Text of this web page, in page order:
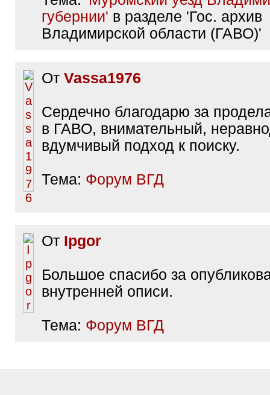
губернии' в разделе 'Гос. архив
Владимирской области (ГАВО)'
От Vassa1976
Сердечно благодарю за
в ГАВО, внимательный,
вдумчивый подход к поиску.
Тема: Форум ВГД
От Ipgor
Большое спасибо за
внутренней описи.
Тема: Форум ВГД